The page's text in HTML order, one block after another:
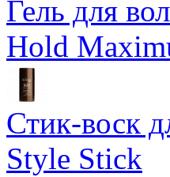
Гель для
Hold
Стик-воск
Style Stick